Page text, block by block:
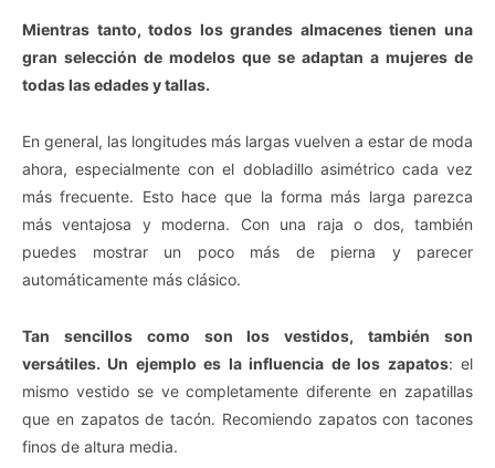
Mientras tanto, todos los grandes almacenes tienen una
gran selección de modelos que se adaptan a mujeres de
todas las edades y tallas.
En general, las longitudes más largas vuelven a estar de moda
ahora, especialmente con el dobladillo asimétrico cada vez
más frecuente. Esto hace que la forma más larga parezca
más ventajosa y moderna. Con una raja o dos, también
puedes mostrar un poco más de pierna y parecer
automáticamente más clásico.
Tan sencillos como son los vestidos, también son
versátiles. Un ejemplo es la influencia de los zapatos: el
mismo vestido se ve completamente diferente en zapatillas
que en zapatos de tacón. Recomiendo zapatos con tacones
finos de altura media.